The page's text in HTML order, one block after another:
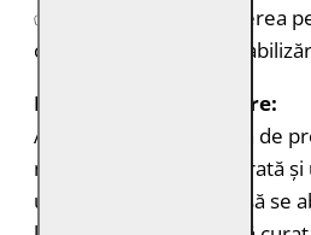
✅ Ideal pentru întreținerea
completarea
Instrucțiuni de utilizare:
Aplicați o cantitate mică de
moale, pe suprafața curată și
ușor și uniform. Lăsați să se